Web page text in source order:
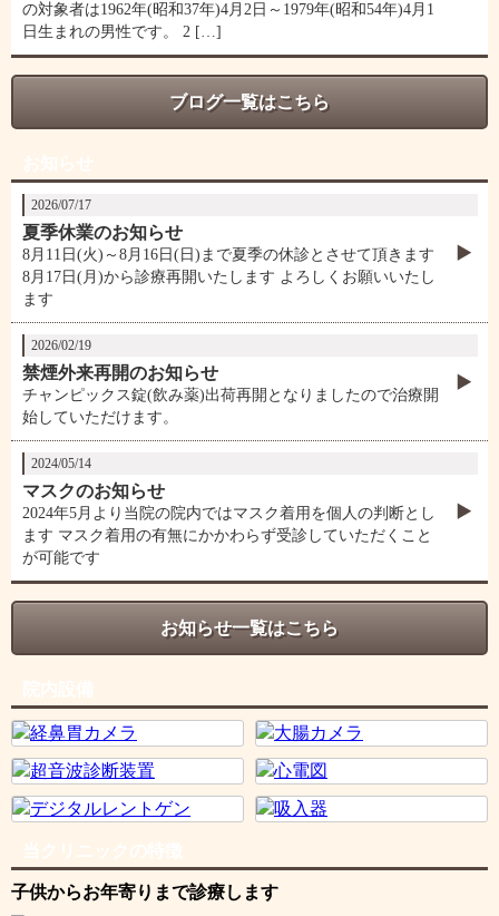
の対象者は1962年(昭和37年)4月2日～1979年(昭和54年)4月1
日生まれの男性です。 2 […]
ブログ一覧はこちら
2026/07/17
夏季休業のお知らせ
8月11日(火)～8月16日(日)まで夏季の休診とさせて頂きます
8月17日(月)から診療再開いたします よろしくお願いいたし
ます
2026/02/19
禁煙外来再開のお知らせ
チャンピックス錠(飲み薬)出荷再開となりましたので治療開
始していただけます。
2024/05/14
マスクのお知らせ
2024年5月より当院の院内ではマスク着用を個人の判断とし
ます マスク着用の有無にかかわらず受診していただくこと
が可能です
お知らせ一覧はこちら
子供からお年寄りまで診療します